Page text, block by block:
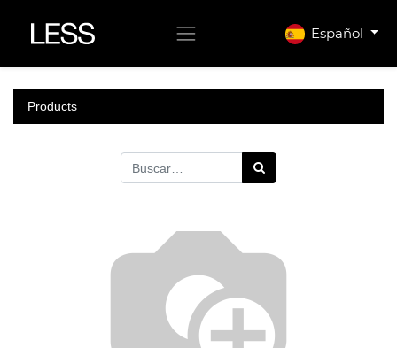
Español
Products